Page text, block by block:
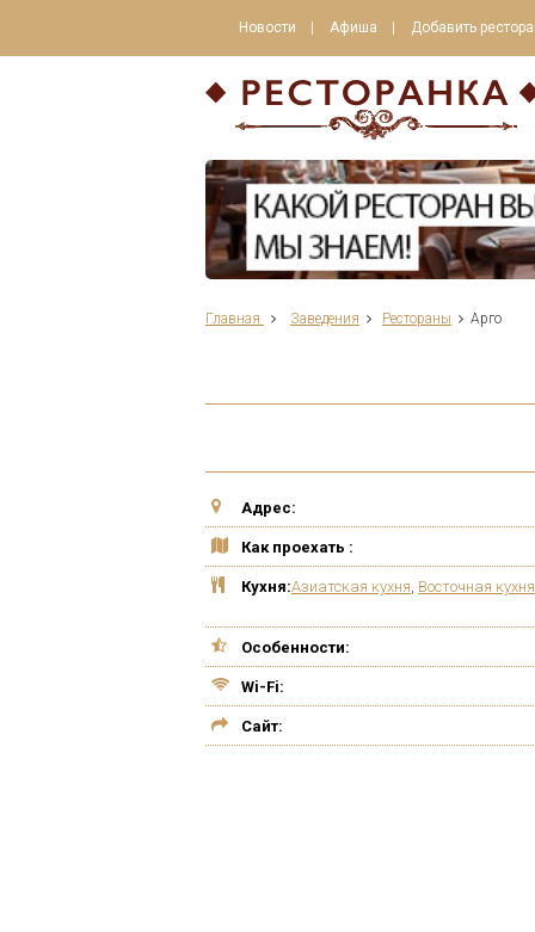
Новости Афиша Добавить
Главная Заведения Рестораны Арго
Адрес:
Как проехать :
Кухня:Азиатская кухня, Восточная кухня
Особенности:
Wi-Fi:
Сайт: